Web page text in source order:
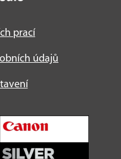
prací
údajů